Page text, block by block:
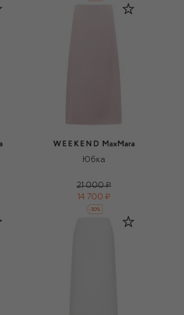
Юбка
21 000 ₽
14 700 ₽
-30%